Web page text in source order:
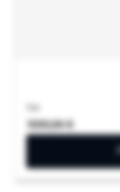
1oz
1000,99 €